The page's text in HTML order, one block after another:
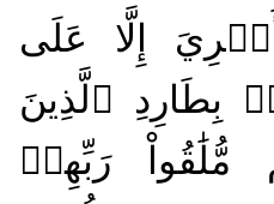
إِلَّا عَلَى
بِطَارِدِ ٱلَّذِينَ
مُّلَٰقُواْ رَبِّهِمۡ